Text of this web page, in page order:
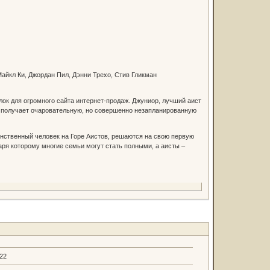
Ки, Джордан Пил, Дэнни Трехо, Стив Гликман
для огромного сайта интернет-продаж. Джуниор, лучший аист
очаровательную, но совершенно незапланированную
человек на Горе Аистов, решаются на свою первую
которому многие семьи могут стать полными, а аисты –